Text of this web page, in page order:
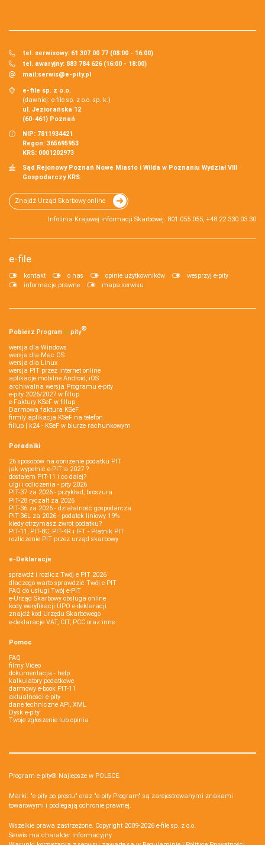
tel. serwisowy: 61 307 00 77 (08:00 - 16:00)
tel. awaryjny: 883 784 626 (16:00 - 18:00)
mail:serwis@e-pity.pl
e-file sp. z o.o.
(dawniej: e-file sp. z o.o. sp. k.)
ul. Jeziorańska 12
(60-461) Poznań
NIP: 7811934421
Regon: 365695953
KRS: 0001202973
Sąd Rejonowy Poznań Nowe Miasto i Wilda w Poznaniu Wydział VIII
Gospodarczy KRS.
Znajdź Urząd Skarbowy online
Infolinia Krajowej Informacji Skarbowej: 801 055 055, +48 22 330 03 30
e-file
kontakt o nas opinie użytkowników
wesprzyj e-pity
informacje prawne
mapa serwisu
Pobierz Program e‑pity®
wersja dla Windows
wersja dla Mac OS
wersja dla Linux
wersja PIT przez internet online
aplikacje mobilne Android, iOS
archiwalna wersja Programu e-pity
e-pity 2026/2027 w fillup
e‑Faktury KSeF w fillup
Darmowa faktura KSeF
firmly aplikacja KSeF na telefon
fillup | k24 - KSeF w biurze rachunkowym
Poradniki
26 sposobów na obniżenie podatku PIT
jak wypełnić e-PIT'a 2027 ?
dostałem PIT-11 i co dalej?
ulgi i odliczenia - pity 2026
PIT-37 za 2026 - przykład, broszura
PIT-28 ryczałt za 2026
PIT-36 za 2026 - działalność gospodarcza
PIT-36L za 2026 - podatek liniowy 19%
kiedy otrzymasz zwrot podatku?
PIT-11, PIT-8C, PIT-4R i IFT - Płatnik PIT
rozliczenie PIT przez urząd skarbowy
e-Deklaracje
sprawdź i rozlicz Twój e PIT 2026
dlaczego warto sprawdzić Twój e-PIT
FAQ do usługi Twój e-PIT
e-Urząd Skarbowy obsługa online
kody weryfikacji UPO e-deklaracji
znajdź kod Urzędu Skarbowego
e-deklaracje VAT, CIT, PCC oraz inne
Pomoc
FAQ
filmy Video
dokumentacja - help
kalkulatory podatkowe
darmowy e-book PIT-11
aktualności e-pity
dane techniczne API, XML
Dysk e-pity
Twoje zgłoszenie lub opinia
Program e-pity® Najlepsze w POLSCE.
Marki: "e-pity po prostu" oraz "e-pity Program" są zarejestrowanymi znakami
towarowymi i podlegają ochronie prawnej.
Wszelkie prawa zastrzeżone. Copyright 2009-2026 e-file sp. z o.o.
Serwis ma charakter informacyjny.